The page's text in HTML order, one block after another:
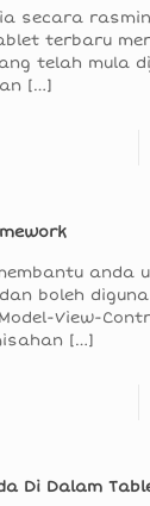
secara
terbaru
telah mula
[…]
anda
boleh
View-
[…]
Di Dalam